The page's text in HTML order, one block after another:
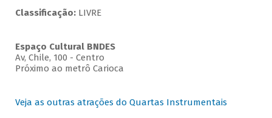
Classificação:LIVRE
Espaço Cultural BNDES
Av, Chile, 100 - Centro
Próximo ao metrô Carioca
Veja as outras atrações do Quartas Instrumentais